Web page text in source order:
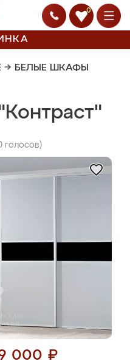
0
→ БЕЛЫЕ ШКАФЫ
голосов)
000 ₽